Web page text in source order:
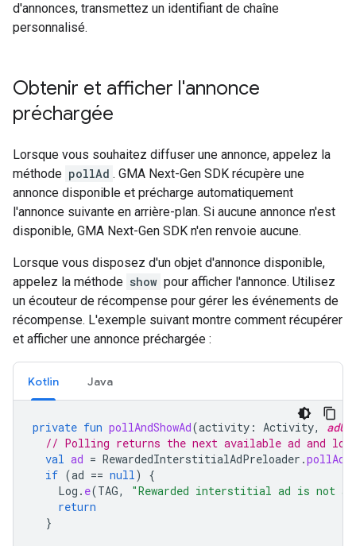
d'annonces, transmettez un identifiant de chaîne
personnalisé.
Obtenir et afficher l'annonce
préchargée
Lorsque vous souhaitez diffuser une annonce, appelez la
méthode pollAd . GMA Next-Gen SDK récupère une
annonce disponible et précharge automatiquement
l'annonce suivante en arrière-plan. Si aucune annonce n'est
disponible, GMA Next-Gen SDK n'en renvoie aucune.
Lorsque vous disposez d'un objet d'annonce disponible,
appelez la méthode show pour afficher l'annonce. Utilisez
un écouteur de récompense pour gérer les événements de
récompense. L'exemple suivant montre comment récupérer
et afficher une annonce préchargée :
Kotlin Java
private fun pollAndShowAd(activity : Activity,
// Polling returns the next available ad and
val ad = RewardedInterstitialAdPreloader .pollAd
if (ad == null)
{
Log . e(TAG,
"Rewarded interstitial ad is not
return
}